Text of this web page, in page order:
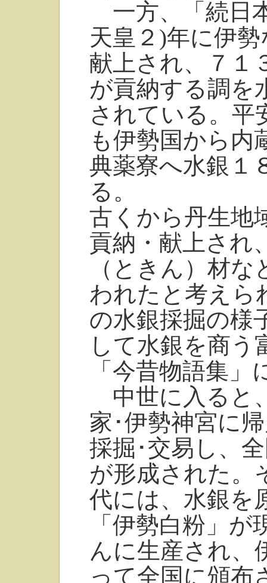
一方、「続日
天皇２)年に伊
献上され、７１
が貢納する調を
されている。平
も伊勢国から内
典薬寮へ水銀１
る。
古くから丹生地
貢納・献上され
（ときん）材
われたと考えら
の水銀採掘の様
して水銀を商う
「今昔物語集
中世に入ると
家･伊勢神宮に
採掘･交易し、
が形成された。
代には、水銀を
「伊勢白粉」
んに生産され、
って全国に頒布